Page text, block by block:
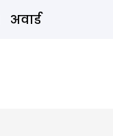
अवार्ड